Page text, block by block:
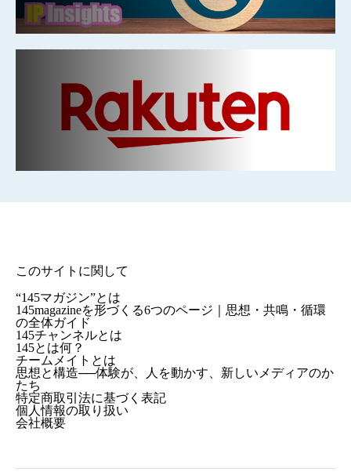
このサイトに関して
“145マガジン”とは
145magazineを形づくる6つのページ｜思想・共鳴・循環
の全体ガイド
145チャンネルとは
145とは何？
チームメイトとは
思想と構造──体験が、人を動かす、新しいメディアのか
たち
特定商取引法に基づく表記
個人情報の取り扱い
会社概要